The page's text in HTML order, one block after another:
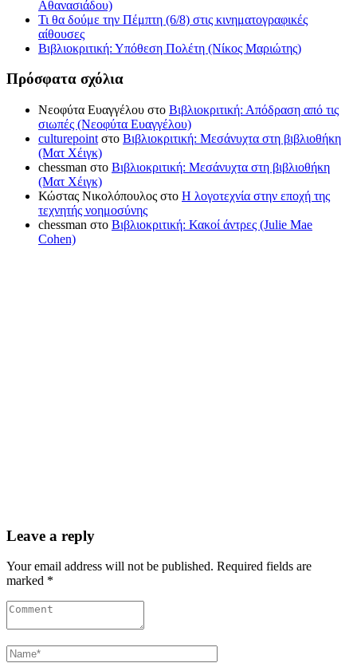
Αθανασιάδου)
Τι θα δούμε την Πέμπτη (6/8) στις κινηματογραφικές
αίθουσες
Βιβλιοκριτική: Υπόθεση Πολέτη (Νίκος Μαριώτης)
Πρόσφατα σχόλια
Νεοφύτα Ευαγγέλου στο Βιβλιοκριτική: Απόδραση από τις
σιωπές (Νεοφύτα Ευαγγέλου)
culturepoint στο Βιβλιοκριτική: Μεσάνυχτα στη βιβλιοθήκη
(Ματ Χέιγκ)
chessman στο Βιβλιοκριτική: Μεσάνυχτα στη βιβλιοθήκη
(Ματ Χέιγκ)
Κώστας Νικολόπουλος στο Η λογοτεχνία στην εποχή της
τεχνητής νοημοσύνης
chessman στο Βιβλιοκριτική: Κακοί άντρες (Julie Mae
Cohen)
Leave a reply
Your email address will not be published. Required fields are
marked *